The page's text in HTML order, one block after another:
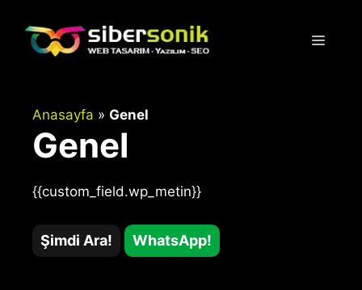
Menü
Anasayfa » Genel
Genel
{{custom_field.wp_metin}}
Şimdi Ara! WhatsApp!